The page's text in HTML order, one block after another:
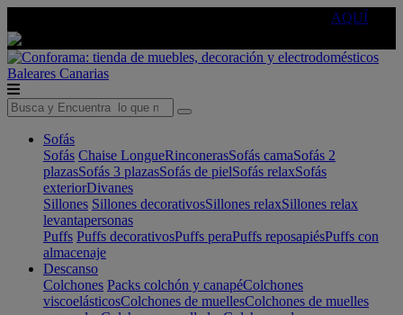
AQUÍ
Baleares Canarias
Sofás
Sofás Chaise LongueRinconerasSofás camaSofás 2
plazasSofás 3 plazasSofás de pielSofás relaxSofás
exteriorDivanes
Sillones Sillones decorativosSillones relaxSillones relax
levantapersonas
Puffs Puffs decorativosPuffs peraPuffs reposapiésPuffs con
almacenaje
Descanso
Colchones Packs colchón y canapéColchones
viscoelásticosColchones de muellesColchones de muelles